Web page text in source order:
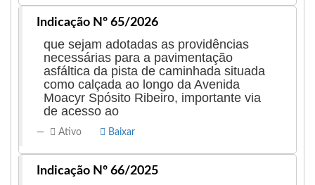
Indicação Nº 65/2026
que sejam adotadas as providências
necessárias para a pavimentação
asfáltica da pista de caminhada situada
como calçada ao longo da Avenida
Moacyr Spósito Ribeiro, importante via
de acesso ao
Ativo Baixar
Indicação Nº 66/2025